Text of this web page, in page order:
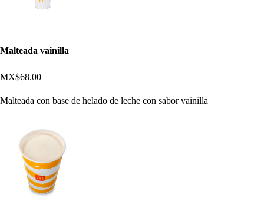
Malteada vainilla
MX$68.00
Malteada con base de helado de leche con sabor vainilla